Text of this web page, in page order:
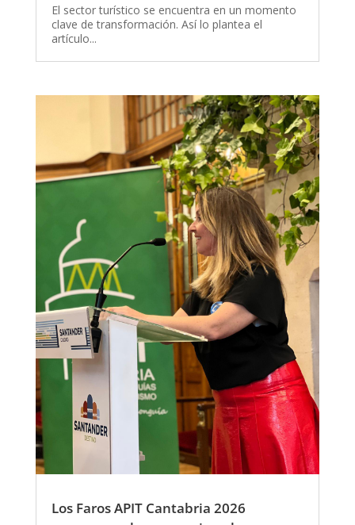
El sector turístico se encuentra en un momento
clave de transformación. Así lo plantea el
artículo...
Los Faros APIT Cantabria 2026